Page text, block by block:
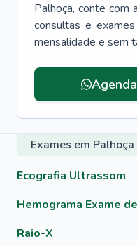
Palhoça, conte com
consultas e
mensalidade e sem
Exames em Palhoça
Ecografia Ultrassom
Hemograma Exame
Raio-X